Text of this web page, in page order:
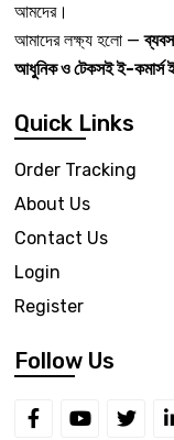
আমদের।
আমাদের লক্ষ্য হলো —
আধুনিক ও টেকসই ই-কমার্স
Quick Links
Order Tracking
About Us
Contact Us
Login
Register
Follow Us